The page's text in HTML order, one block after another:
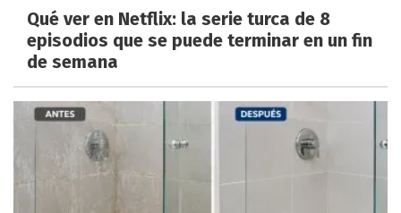
Qué ver en Netflix: la serie turca de 8
episodios que se puede terminar en un fin
de semana